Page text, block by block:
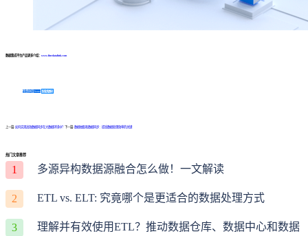
数据集成平台产品更多介绍： www.finedatalink.com
免费体验Demo 咨询方案
上一篇: 如何实现高效数据同步在大数据环境中？ 下一篇: 数据抽取和数据同步：提高数据处理效率的关键
热门文章推荐
1 多源异构数据源融合怎么做！一文解读
2 ETL vs. ELT: 究竟哪个是更适合的数据处理方式
3
理解并有效使用ETL？推动数据仓库、数据中心和数据